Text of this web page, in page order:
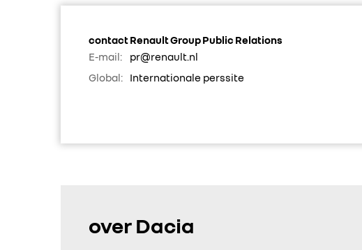
contact Renault Group Public Relations
E-mail:
pr@renault.nl
Global:
Internationale perssite
over Dacia